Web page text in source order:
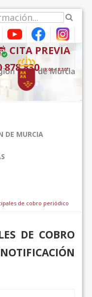
CITA PREVIA
878 830 (9:00-18:30*)
DE MURCIA
de cobro periódico
DE COBRO